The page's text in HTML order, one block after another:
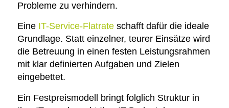
Probleme zu verhindern.
Eine IT-Service-Flatrateschafft dafür die ideale
Grundlage. Statt einzelner, teurer Einsätze wird
die Betreuung in einen festen Leistungsrahmen
mit klar definierten Aufgaben und Zielen
eingebettet.
Ein Festpreismodell bringt folglich Struktur in